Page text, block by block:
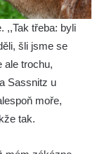
,,Tak třeba: byli
šli jsme se
ale trochu,
Sassnitz u
moře,
tak.